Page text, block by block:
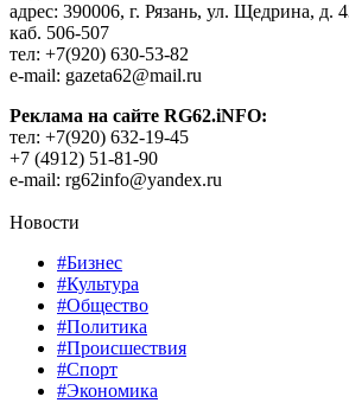
адрес: 390006, г. Рязань, ул. Щедрина, д.
каб. 506-507
тел: +7(920) 630-53-82
e-mail: gazeta62@mail.ru
Реклама на сайте RG62.iNFO:
тел: +7(920) 632-19-45
+7 (4912) 51-81-90
e-mail: rg62info@yandex.ru
Новости
#Бизнес
#Культура
#Общество
#Политика
#Происшествия
#Спорт
#Экономика